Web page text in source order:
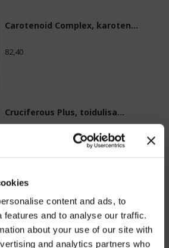
content and ads, to
features and to analyse our traffic.
about your use of our site with
and analytics partners who
Carotenoid Complex, karoten...
82,40
Cruciferous Plus, toidulisa...
Tre, toidulisand, vedel toi...
56,20